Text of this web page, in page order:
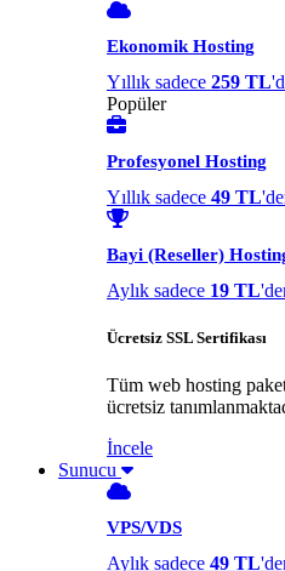
Ekonomik Hosting
Yıllık sadece 259 TL
Popüler
Profesyonel Hosting
Yıllık sadece 49 TL
Bayi (Reseller)
Aylık sadece 19 TL
Ücretsiz SSL Sertifikası
Tüm web hosting
ücretsiz
İncele
Sunucu
VPS/VDS
Aylık sadece 49 TL